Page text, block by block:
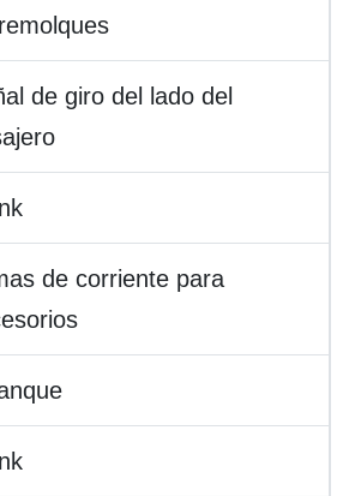
de giro del lado del
de corriente para